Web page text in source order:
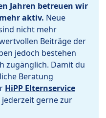
Jahren betreuen wir
aktiv. Neue
nicht mehr
Beiträge der
jedoch bestehen
zugänglich. Damit du
Beratung
HiPP Elternservice
jederzeit gerne zur